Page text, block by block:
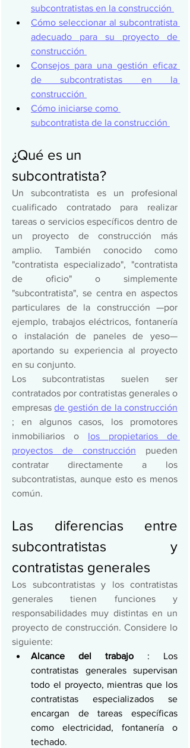
subcontratistas en la construcción
Cómo seleccionar al subcontratista
adecuado para su proyecto de
construcción
Consejos para una gestión eficaz
de subcontratistas en la
construcción
Cómo iniciarse como
subcontratista de la construcción
¿Qué es un
subcontratista?
Un subcontratista es un profesional
cualificado contratado para realizar
tareas o servicios específicos dentro de
un proyecto de construcción más
amplio. También conocido como
"contratista especializado", "contratista
de oficio" o simplemente
"subcontratista", se centra en aspectos
particulares de la construcción —por
ejemplo, trabajos eléctricos, fontanería
o instalación de paneles de yeso—
aportando su experiencia al proyecto
en su conjunto.
Los subcontratistas suelen ser
contratados por contratistas generales o
empresas de gestión de la construcción
; en algunos casos, los promotores
inmobiliarios o los propietarios de
proyectos de construcción pueden
contratar directamente a los
subcontratistas, aunque esto es menos
común.
Las diferencias entre
subcontratistas y
contratistas generales
Los subcontratistas y los contratistas
generales tienen funciones y
responsabilidades muy distintas en un
proyecto de construcción. Considere lo
siguiente:
Alcance del trabajo : Los
contratistas generales supervisan
todo el proyecto, mientras que los
contratistas especializados se
encargan de tareas específicas
como electricidad, fontanería o
techado.